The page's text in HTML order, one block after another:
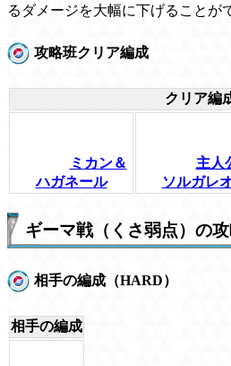
るダメージを大幅に下げることが
攻略班クリア編成
クリア編
ミカン＆
ハガネール
主人
ソルガレ
ギーマ戦（くさ弱点）の
相手の編成（HARD）
相手の編成